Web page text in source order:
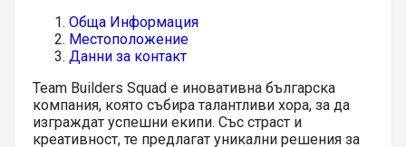
Обща Информация
Местоположение
Данни за контакт
Team Builders Squad е иновативна българска
компания, която събира талантливи хора, за да
изграждат успешни екипи. Със страст и
креативност, те предлагат уникални решения за